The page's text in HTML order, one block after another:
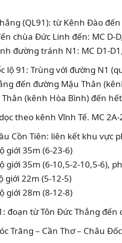
(QL91): từ Kênh Đào
chùa Đức Linh đến: MC D-
đường tránh N1: MC D1-
91: Trùng với đường N1
đến đường Mậu Thân
(kênh Hòa Bình) đến
theo kênh Vĩnh Tế. MC 2A-
Cồn Tiên: liên kết khu vực
giới 35m (6-23-6)
giới 35m (6-10,5-2-10,5-6),
giới 22m (5-12-5)
giới 28m (8-12-8)
đoạn từ Tôn Đức Thắng đến
Trăng – Cần Thơ – Châu